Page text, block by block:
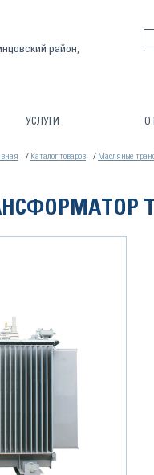
район,
УСЛУГИ О
Каталог товаров Масляные